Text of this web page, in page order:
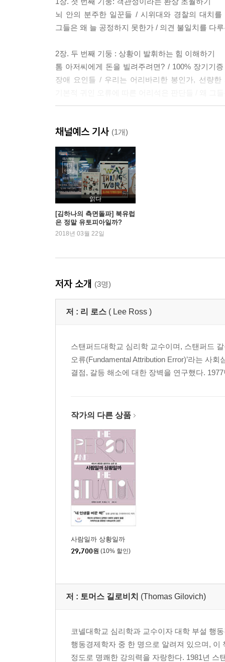
뇌 안의 분주한 일꾼들 / 시위대와 경찰의 대치
그들은 왜 늘 공정하지 못한가 / 의견 불일치를 다
2장. 두 번째 기둥 : 상황이 발휘하는 힘 이해하기
톰 아저씨에게 돈을 빌려주려면? / 100% 장기기
장애 요인들 / 우리는 어리바리한 봉인가, 선량
정치학의 언어, 언어의 정치학 / 이름 붙이기, 왜
만들어지는 방식을 이해하라 / 틀의 영향력 / 이익
4장. 네 번째 기둥 : 행동이 정신을 지배하는 원리
오비디우스 연애비법과 감정이론 / 신체와 정
부조화를 줄이기 위한 합리화 과정들 / 선택에서
자신에게 초점을 맞춰라 /합리화, 너무도 인간적인
5장. 다섯 번째 기둥 : 시야의 열쇠 구멍 넓히기
중간 정리 : 뒤를 돌아보고 앞으로 나아가기
2부. 지혜로운 사람으로 사는 법
경험에서 배우는 네 가지 교훈
8장. 학습부진이라는 어려운 문제
타고난 재능인가, 머리와 투지인가 / 고정관념
마음가짐과 목표의식 / 교실에서 나타나는 고정
9장. 기후변화라는 더 어려운 문제
우표 한 장 값으로 에너지 사용 줄이기 / 보다 큰
에필로그
이 시대에 꼭 필요한 지혜로운 사람
채널예스 기사 (1개)
읽다
[김하나의 측면돌파] 북유럽
은 정말 유토피아일까?
2018년 03월 22일
저자 소개 (3명)
저 : 리 로스 ( Lee Ross )
스탠퍼드대학교 심리학 교수이며, 스탠퍼드
오류(Fundamental Attribution Error)’라는 사
결점, 갈등 해소에 대한 장벽을 연구했다.
작가의 다른 상품
사람일까 상황일까
29,700원 (10% 할인)
저 : 토머스 길로비치 (Thomas Gilovich)
코넬대학교 심리학과 교수이자 대학 부설 행
행동경제학자 중 한 명으로 알려져 있으며,
정도로 명쾌한 강의력을 자랑한다. 1981년